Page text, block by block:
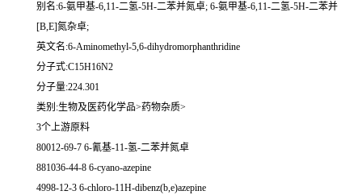
别名:6-氨甲基-6,11-二氢-5H-二苯并氮卓; 6-氨甲基-6,11-二氢-5H-二苯并
[B,E]氮杂卓;
英文名:6-Aminomethyl-5,6-dihydromorphanthridine
分子式:C15H16N2
分子量:224.301
类别:生物及医药化学品>药物杂质>
3个上游原料
80012-69-7 6-氰基-11-氢-二苯并氮卓
881036-44-8 6-cyano-azepine
4998-12-3 6-chloro-11H-dibenz(b,e)azepine